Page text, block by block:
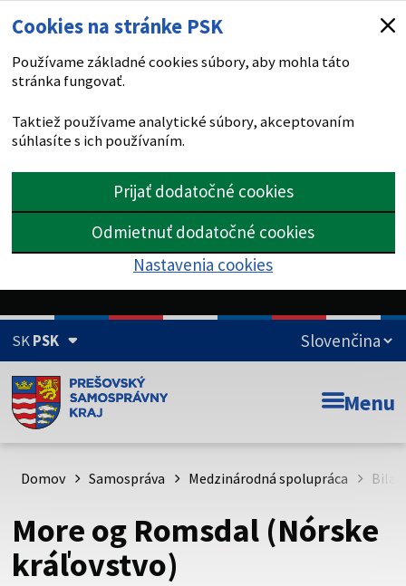
Cookies na stránke PSK
Používame základné cookies súbory, aby mohla táto
stránka fungovať.
Taktiež používame analytické súbory, akceptovaním
súhlasíte s ich používaním.
Prijať dodatočné cookies
Odmietnuť dodatočné cookies
Nastavenia cookies
SKPSK
Doména psk.sk je oficiálna
Toto je oficiálna webová stránka Prešovského
psk.sk.
Buďte pozorní a vždy sa uistite, že zdieľate informácie iba
cez zabezpečenú webovú stránku. Zabezpečená stránka
Menu
Domov Samospráva Medzinárodná spolupráca
More og Romsdal (Nórske
kráľovstvo)